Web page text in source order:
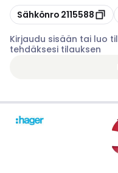
Kopioi
Sähkönro 2115588
Kirjaudu sisään tai luo
tehdäksesi tilauksen